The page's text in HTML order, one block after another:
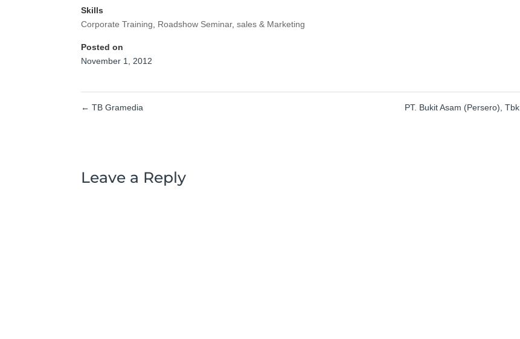
Skills
Corporate Training
Roadshow Seminar,sales & Marketing
Posted on
November 1, 2012
← TB Gramedia PT. Bukit Asam (Persero), Tbk.
Leave a Reply